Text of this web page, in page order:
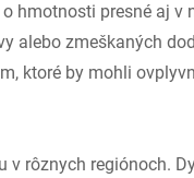
hmotnosti presné aj v
alebo zmeškaných
ktoré by mohli
v rôznych regiónoch.